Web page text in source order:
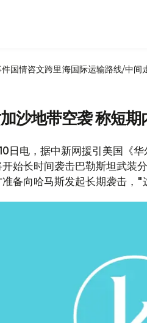
件国情咨文跨里海国际运输路线/中间
沙地带空袭 称短期
日电，据中新网援引美国《
始长时间袭击巴勒斯坦武装
备向哈马斯发起长期袭击，"